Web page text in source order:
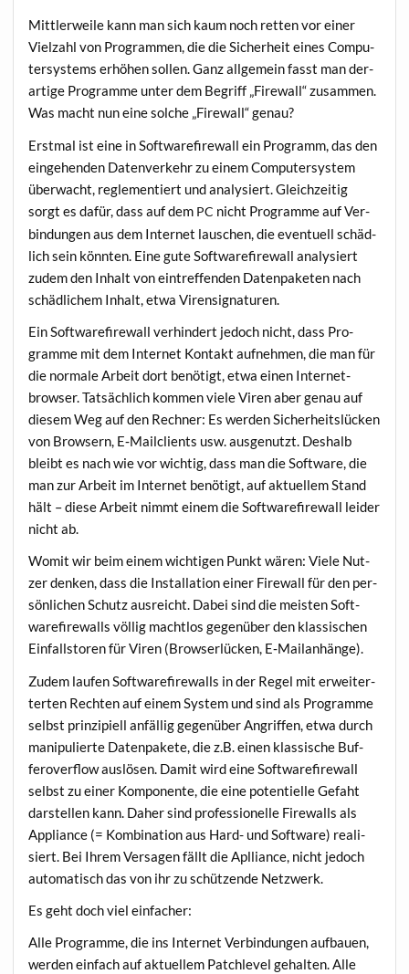
Mitt­ler­wei­le kann man sich kaum noch ret­ten vor einer
Viel­zahl von Pro­gram­men, die die Sicher­heit eines Com­pu­
ter­sys­tems erhö­hen sol­len. Ganz all­ge­mein fasst man der­
ar­ti­ge Pro­gram­me unter dem Begriff „Fire­wall“ zusam­men.
Was macht nun eine sol­che „Fire­wall“ genau?
Erst­mal ist eine in Soft­ware­fire­wall ein Pro­gramm, das den
ein­ge­hen­den Daten­ver­kehr zu einem Com­pu­ter­sys­tem
über­wacht, regle­men­tiert und ana­ly­siert. Gleich­zei­tig
sorgt es dafür, dass auf dem PC nicht Pro­gram­me auf Ver­
bin­dun­gen aus dem Inter­net lau­schen, die even­tu­ell schäd­
lich sein könn­ten. Eine gute Soft­ware­fire­wall ana­ly­siert
zudem den Inhalt von ein­tref­fen­den Daten­pa­ke­ten nach
schäd­li­chem Inhalt, etwa Virensignaturen.
Ein Soft­ware­fire­wall ver­hin­dert jedoch nicht, dass Pro­
gram­me mit dem Inter­net Kon­takt auf­neh­men, die man für
die nor­ma­le Arbeit dort benö­tigt, etwa einen Inter­net­
brow­ser. Tat­säch­lich kom­men vie­le Viren aber genau auf
die­sem Weg auf den Rech­ner: Es wer­den Sicher­heits­lü­cken
von Brow­sern, E‑Mailclients usw. aus­ge­nutzt. Des­halb
bleibt es nach wie vor wich­tig, dass man die Soft­ware, die
man zur Arbeit im Inter­net benö­tigt, auf aktu­el­lem Stand
hält – die­se Arbeit nimmt einem die Soft­ware­fire­wall lei­der
nicht ab.
Womit wir beim einem wich­ti­gen Punkt wären: Vie­le Nut­
zer den­ken, dass die Instal­la­ti­on einer Fire­wall für den per­
sön­li­chen Schutz aus­reicht. Dabei sind die meis­ten Soft­
ware­fire­walls völ­lig macht­los gegen­über den klas­si­schen
Ein­falls­to­ren für Viren (Brow­ser­lü­cken, E‑Mailanhänge).
Zudem lau­fen Soft­ware­fire­walls in der Regel mit erwei­ter­
ter­ten Rech­ten auf einem Sys­tem und sind als Pro­gram­me
selbst prin­zi­pi­ell anfäl­lig gegen­über Angrif­fen, etwa durch
mani­pu­lier­te Daten­pa­ke­te, die z.B. einen klas­si­sche Buf­
fero­ver­flow aus­lö­sen. Damit wird eine Soft­ware­fire­wall
selbst zu einer Kom­po­nen­te, die eine poten­ti­el­le Gefaht
dar­stel­len kann. Daher sind pro­fes­sio­nel­le Fire­walls als
Appli­ance (= Kom­bi­na­ti­on aus Hard- und Soft­ware) rea­li­
siert. Bei Ihrem Ver­sa­gen fällt die Aplli­ance, nicht jedoch
auto­ma­tisch das von ihr zu schüt­zen­de Netzwerk.
Es geht doch viel einfacher:
Alle Pro­gram­me, die ins Inter­net Ver­bin­dun­gen auf­bau­en,
wer­den ein­fach auf aktu­el­lem Patch­le­vel gehal­ten. Alle